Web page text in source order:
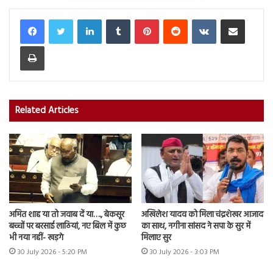
LinkedInTumblr PinterestReddit VKontakteShare via Email
Print
Related Articles
अमित शाह या तो जवाब दें या…., बेकसूर
बच्चों पर बरसाई लाठियां, नए बिल में कुछ
भी नया नहीं- खड़गे
30 July 2026 - 5:20 PM
अखिलेश यादव को मिला चंद्रशेखर आजाद
का साथ, नगीना सांसद ने सपा के सुर में
मिलाए सुर
30 July 2026 - 3:03 PM